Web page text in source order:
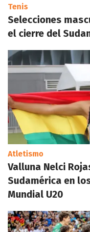
Tenis
Selecciones
el cierre del
Atletismo
Valluna Nelci
Sudamérica en
Mundial U20